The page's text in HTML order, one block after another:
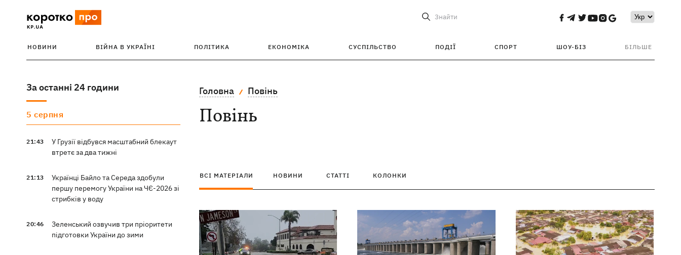
Знайти
НОВИНИ ВІЙНА В УКРАЇНІ ПОЛІТИКА ЕКОНОМІКА СУСПІЛЬСТВО ПОДІЇ СПОРТ ШОУ-БІЗ БІЛЬШЕ
За останні 24 години
5 серпня
21:43
У Грузії відбувся масштабний блекаут
втретє за два тижні
21:13
Українці Байло та Середа здобули
першу перемогу України на ЧЄ-2026 зі
стрибків у воду
20:46
Зеленський озвучив три пріоритети
підготовки України до зими
Головна Повінь
Повінь
ВСІ МАТЕРІАЛИ НОВИНИ СТАТТІ КОЛОНКИ